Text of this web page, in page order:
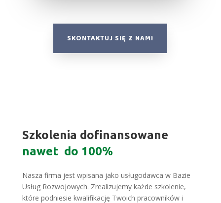
SKONTAKTUJ SIĘ Z NAMI
Szkolenia dofinansowane
nawet do 100%
Nasza firma jest wpisana jako usługodawca w Bazie
Usług Rozwojowych. Zrealizujemy każde szkolenie,
które podniesie kwalifikację Twoich pracowników i